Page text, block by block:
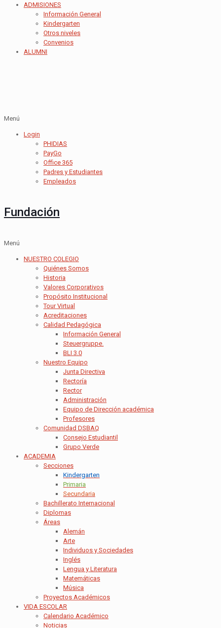
ADMISIONES
Información General
Kindergarten
Otros niveles
Convenios
ALUMNI
Menú
Login
PHIDIAS
PayGo
Office 365
Padres y Estudiantes
Empleados
Fundación
Menú
NUESTRO COLEGIO
Quiénes Somos
Historia
Valores Corporativos
Propósito Institucional
Tour Virtual
Acreditaciones
Calidad Pedagógica
Información General
Steuergruppe.
BLI 3.0
Nuestro Equipo
Junta Directiva
Rectoría
Rector
Administración
Equipo de Dirección académica
Profesores
Comunidad DSBAQ
Consejo Estudiantil
Grupo Verde
ACADEMIA
Secciones
Kindergarten
Primaria
Secundaria
Bachillerato Internacional
Diplomas
Áreas
Alemán
Arte
Individuos y Sociedades
Inglés
Lengua y Literatura
Matemáticas
Música
Proyectos Académicos
VIDA ESCOLAR
Calendario Académico
Noticias